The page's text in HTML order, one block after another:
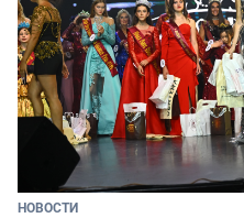
НОВОСТИ